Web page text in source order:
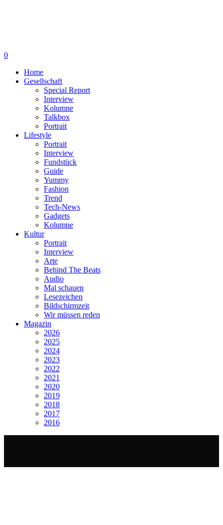
0
Home
Gesellschaft
Special Report
Interview
Kolumne
Talkbox
Portrait
Lifestyle
Portrait
Interview
Fundstück
Guide
Yummy
Fashion
Trend
Tech-News
Gadgets
Kolumne
Kultur
Portrait
Interview
Arte
Behind The Beats
Audio
Mal schauen
Lesezeichen
Bildschirmzeit
Wir müssen reden
Magazin
2026
2025
2024
2023
2022
2021
2020
2019
2018
2017
2016